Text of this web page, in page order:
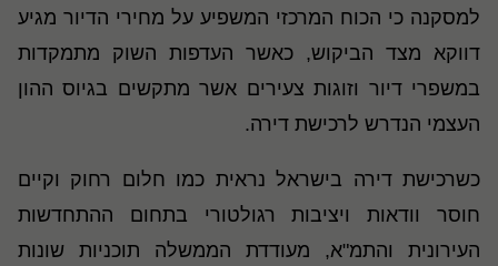
למסקנה כי הכוח המרכזי המשפיע על מחירי הדיור מגיע
דווקא מצד הביקוש, כאשר העדפות השוק מתמקדות
במשפרי דיור וזוגות צעירים אשר מתקשים בגיוס ההון
העצמי הנדרש לרכישת דירה.
כשרכישת דירה בישראל נראית כמו חלום רחוק וקיים
חוסר וודאות ויציבות רגולטורי בתחום ההתחדשות
העירונית והתמ"א, מעודדת הממשלה תוכניות שונות